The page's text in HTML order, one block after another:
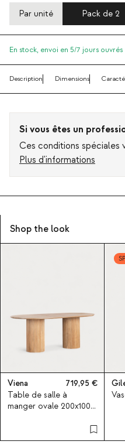
Par unité Pack de 2
En stock, envoi en 5/7 jours ouvrés
Description Dimensions
Si vous êtes un
Ces conditions spéciales
Plus d'informations
Shop the look
Viena
719,95
Table de salle à
manger ovale 200x100